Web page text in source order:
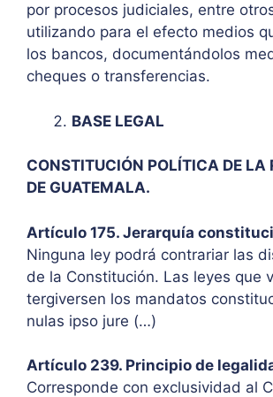
por procesos judiciales, entre
utilizando para el efecto medios
los bancos, documentándolos
cheques o transferencias.
BASE LEGAL
CONSTITUCIÓN POLÍTICA DE LA
DE GUATEMALA.
Artículo 175. Jerarquía
Ninguna ley podrá contrariar las
de la Constitución. Las leyes que
tergiversen los mandatos
nulas ipso jure (…)
Artículo 239. Principio de
Corresponde con exclusividad al